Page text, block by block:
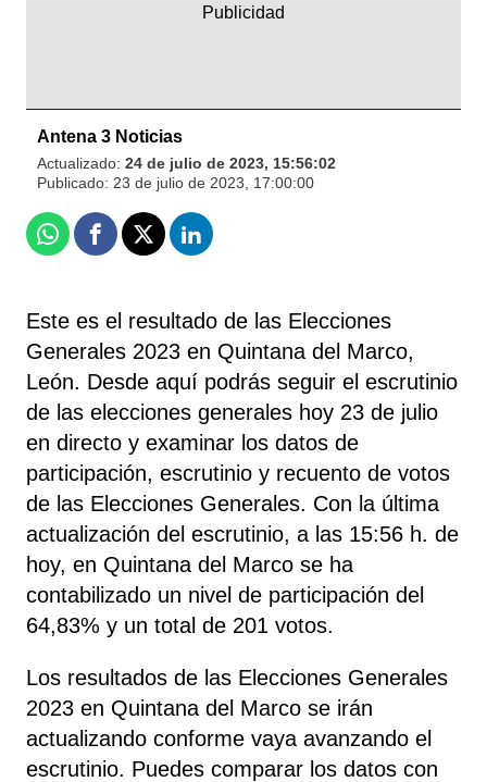
Antena 3 Noticias
Actualizado: 24 de julio de 2023, 15:56:02
Publicado: 23 de julio de 2023, 17:00:00
WhatsappFacebook
X Linkedin
Este es el resultado de las Elecciones
Generales 2023 en Quintana del Marco,
León. Desde aquí podrás seguir el escrutinio
de las elecciones generales hoy 23 de julio
en directo y examinar los datos de
participación, escrutinio y recuento de votos
de las Elecciones Generales. Con la última
actualización del escrutinio, a las 15:56 h. de
hoy, en Quintana del Marco se ha
contabilizado un nivel de participación del
64,83% y un total de 201 votos.
Los resultados de las Elecciones Generales
2023 en Quintana del Marco se irán
actualizando conforme vaya avanzando el
escrutinio. Puedes comparar los datos con